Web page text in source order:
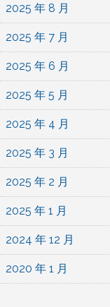
2025 年 8 月
2025 年 7 月
2025 年 6 月
2025 年 5 月
2025 年 4 月
2025 年 3 月
2025 年 2 月
2025 年 1 月
2024 年 12 月
2020 年 1 月